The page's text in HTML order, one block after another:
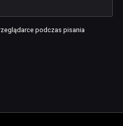
podczas pisania